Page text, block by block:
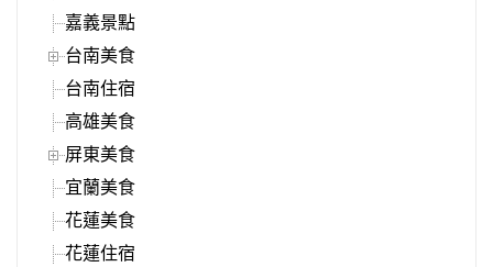
嘉義景點
台南美食
台南住宿
高雄美食
屏東美食
宜蘭美食
花蓮美食
花蓮住宿